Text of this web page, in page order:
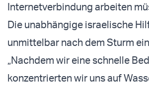
Internetverbindung arbeiten
Die unabhängige israelische
unmittelbar nach dem Sturm
„Nachdem wir eine schnelle
konzentrierten wir uns auf